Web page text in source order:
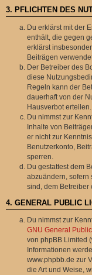
3. PFLICHTEN DES
Du erklärst mit der
enthält, die gegen
erklärst
Beiträgen
Der Betreiber des
diese
Regeln kann der
dauerhaft von der
Hausverbot erteilen.
Du nimmst zur
Inhalte von
er nicht zur
Benutzerkonto,
sperren.
Du gestattest dem
abzuändern, sofern
sind, dem Betreiber
4. GENERAL PUBLIC
Du nimmst zur
GNU General
von phpBB Limited
Informationen
www.phpbb.de zur
die Art und Weise,